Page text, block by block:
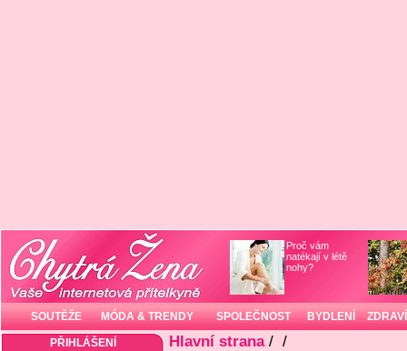
Proč vám
natékají v létě
nohy?
SOUTĚŽE MÓDA & TRENDY SPOLEČNOST BYDLENÍ ZDRAVÍ
PŘIHLÁŠENÍ Hlavní strana/ /